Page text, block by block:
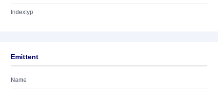
Indextyp
Emittent
Name